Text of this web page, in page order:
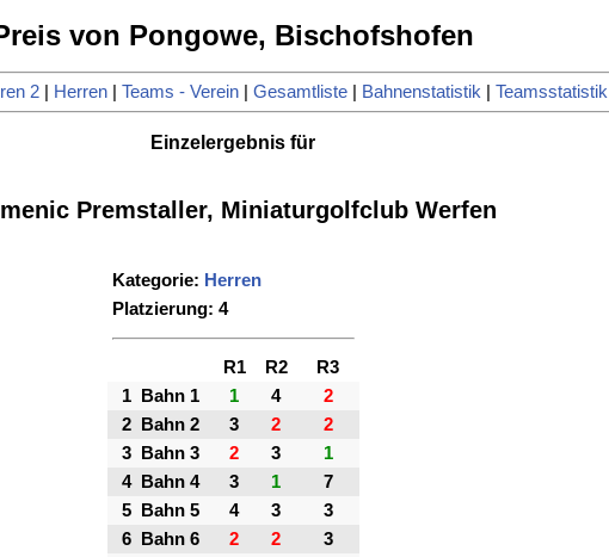
von Pongowe, Bischofshofen
2 Herren Teams - Verein Gesamtliste Bahnenstatistik Teamsstatistik
Einzelergebnis für
Premstaller, Miniaturgolfclub Werfen
Kategorie: Herren
Platzierung: 4
R1 R2
R3
1
Bahn 1 1 4
2
2
Bahn 2 3 2
2
3
Bahn 3 2 3
1
4
Bahn 4 3 1
7
5
Bahn 5 4 3
3
6
Bahn 6 2 2
3